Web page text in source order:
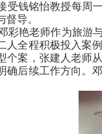
受钱铭怡教授每周
导。
彩艳老师作为旅游
人全程积极投入案
个案，张建人老师
确后续工作方向。